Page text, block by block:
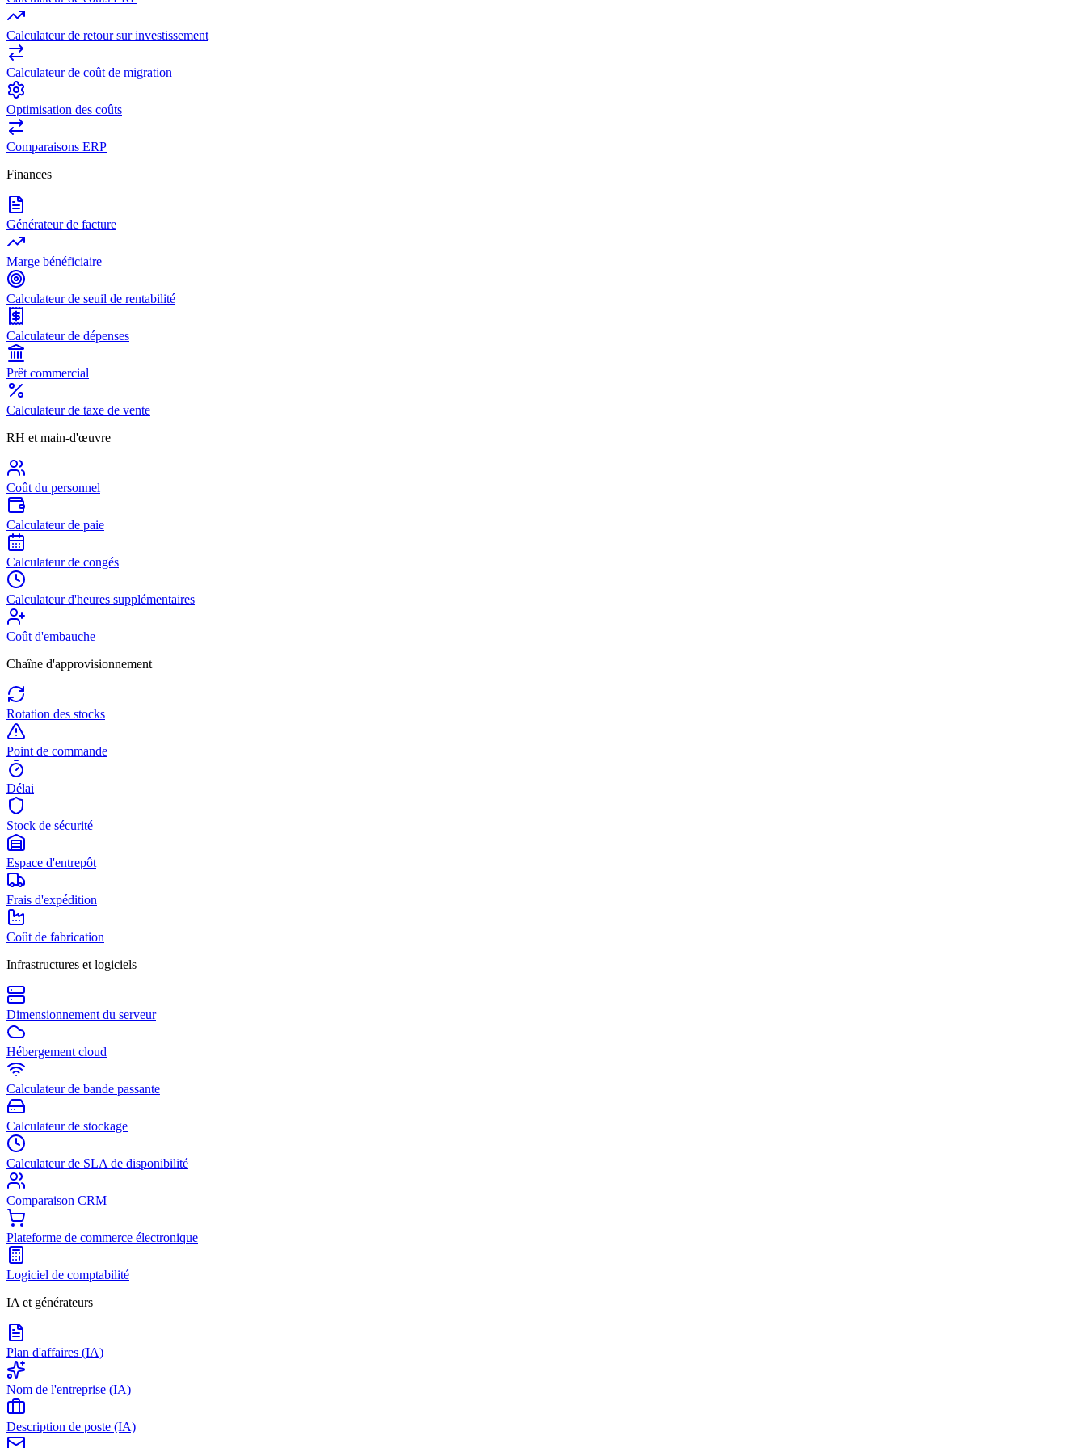
Calculateur de retour sur investissement
Calculateur de coût de migration
Optimisation des coûts
Comparaisons ERP
Finances
Générateur de facture
Marge bénéficiaire
Calculateur de seuil de rentabilité
Calculateur de dépenses
Prêt commercial
Calculateur de taxe de vente
RH et main-d'œuvre
Coût du personnel
Calculateur de paie
Calculateur de congés
Calculateur d'heures supplémentaires
Coût d'embauche
Chaîne d'approvisionnement
Rotation des stocks
Point de commande
Délai
Stock de sécurité
Espace d'entrepôt
Frais d'expédition
Coût de fabrication
Infrastructures et logiciels
Dimensionnement du serveur
Hébergement cloud
Calculateur de bande passante
Calculateur de stockage
Calculateur de SLA de disponibilité
Comparaison CRM
Plateforme de commerce électronique
Logiciel de comptabilité
IA et générateurs
Plan d'affaires (IA)
Nom de l'entreprise (IA)
Description de poste (IA)